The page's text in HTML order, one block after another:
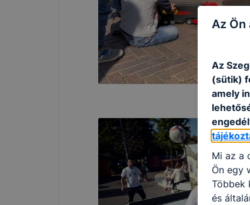
Az
Az
(sütik)
amely
Mi az a
Ön egy
Többek
és